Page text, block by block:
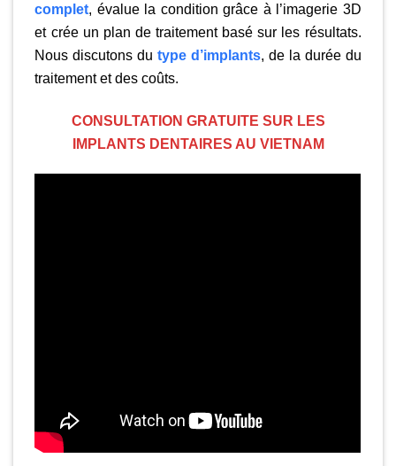
complet, évalue la condition grâce à l’imagerie 3D
et crée un plan de traitement basé sur les résultats.
Nous discutons dutype d’implants, de la durée du
traitement et des coûts.
CONSULTATION GRATUITE SUR LES
IMPLANTS DENTAIRES AU VIETNAM